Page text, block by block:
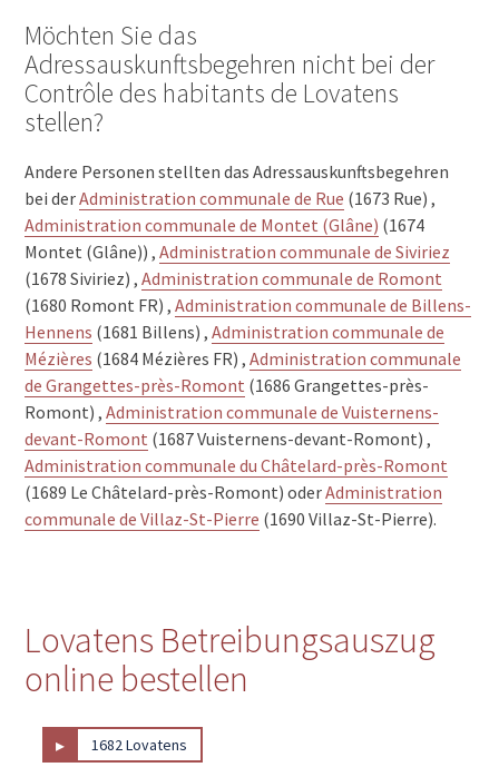
Möchten Sie das
Adressauskunftsbegehren nicht bei der
Contrôle des habitants de Lovatens
stellen?
Andere Personen stellten das Adressauskunftsbegehren
bei derAdministration communale de Rue (1673 Rue) ,
Administration communale de Montet (Glâne) (1674
Montet (Glâne)) ,Administration communale de Siviriez
(1678 Siviriez) ,Administration communale de Romont
(1680 Romont FR) ,Administration communale de Billens-
Hennens (1681 Billens) ,Administration communale de
Mézières (1684 Mézières FR) ,Administration communale
de Grangettes-près-Romont (1686 Grangettes-près-
Romont) ,Administration communale de Vuisternens-
devant-Romont (1687 Vuisternens-devant-Romont) ,
Administration communale du Châtelard-près-Romont
(1689 Le Châtelard-près-Romont) oderAdministration
communale de Villaz-St-Pierre (1690 Villaz-St-Pierre).
Lovatens Betreibungsauszug
online bestellen
▸ 1682 Lovatens